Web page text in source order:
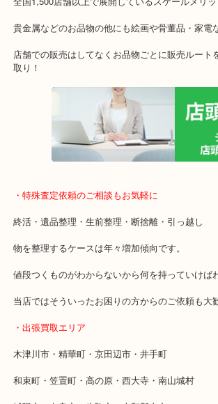
です！
・当店特徴
ガーデンモール木津川にある店舗なので査定
年中無休で営業中※年末年始を除く
全国1,500店舗以上で展開しているスケール
貴金属などのお品物の他にも絵画や骨董品・
取り！
・特殊査定依頼のご相談もお気軽に
終活・遺品整理・生前整理・断捨離・引っ越し
物を整理するケースは年々増加傾向です。